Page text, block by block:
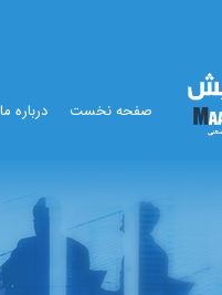
صفحه نخست درباره ما